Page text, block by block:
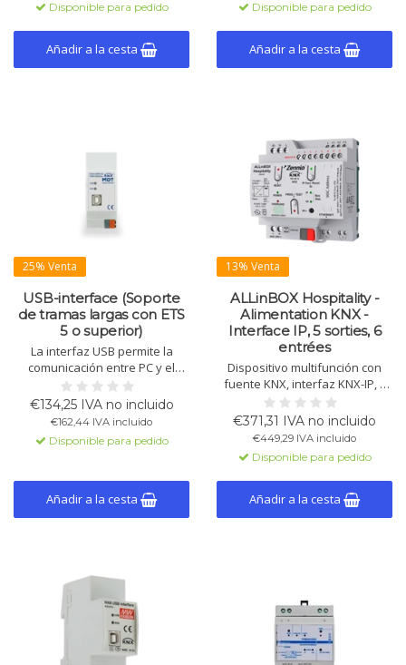
Disponible para pedido
Añadir a la cesta
Disponible para pedido
Añadir a la cesta
25% Venta
USB-interface (Soporte
de tramas largas con ETS
5 o superior)
La interfaz USB permite la
comunicación entre PC y el
sistema KNX/EIB a través de
USB. Aislada galvánicamente,
actualización de firmware,
compatible con ETS 3/4/5/6.
Instalación en riel DIN.
€134,25 IVA no incluido
€162,44 IVA incluido
Disponible para pedido
Añadir a la cesta
13% Venta
ALLinBOX Hospitality -
Alimentation KNX -
Interface IP, 5 sorties, 6
entrées
Dispositivo multifunción con
fuente KNX, interfaz KNX-IP, 6
entradas y 5 salidas. Adecuado
para fan coils de 2 tubos y un
relé 16A C-Load.
€371,31 IVA no incluido
€449,29 IVA incluido
Disponible para pedido
Añadir a la cesta